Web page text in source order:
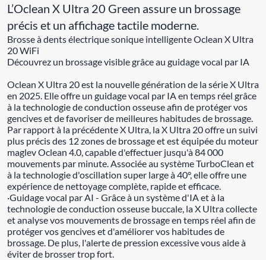
L’Oclean X Ultra 20 Green assure un brossage
précis et un affichage tactile moderne.
Brosse à dents électrique sonique intelligente Oclean X Ultra
20 WiFi
Découvrez un brossage visible grâce au guidage vocal par IA
Oclean X Ultra 20 est la nouvelle génération de la série X Ultra
en 2025. Elle offre un guidage vocal par IA en temps réel grâce
à la technologie de conduction osseuse afin de protéger vos
gencives et de favoriser de meilleures habitudes de brossage.
Par rapport à la précédente X Ultra, la X Ultra 20 offre un suivi
plus précis des 12 zones de brossage et est équipée du moteur
maglev Oclean 4.0, capable d'effectuer jusqu'à 84 000
mouvements par minute. Associée au système TurboClean et
à la technologie d'oscillation super large à 40°, elle offre une
expérience de nettoyage complète, rapide et efficace.
·Guidage vocal par AI - Grâce à un système d'IA et à la
technologie de conduction osseuse buccale, la X Ultra collecte
et analyse vos mouvements de brossage en temps réel afin de
protéger vos gencives et d'améliorer vos habitudes de
brossage. De plus, l'alerte de pression excessive vous aide à
éviter de brosser trop fort.